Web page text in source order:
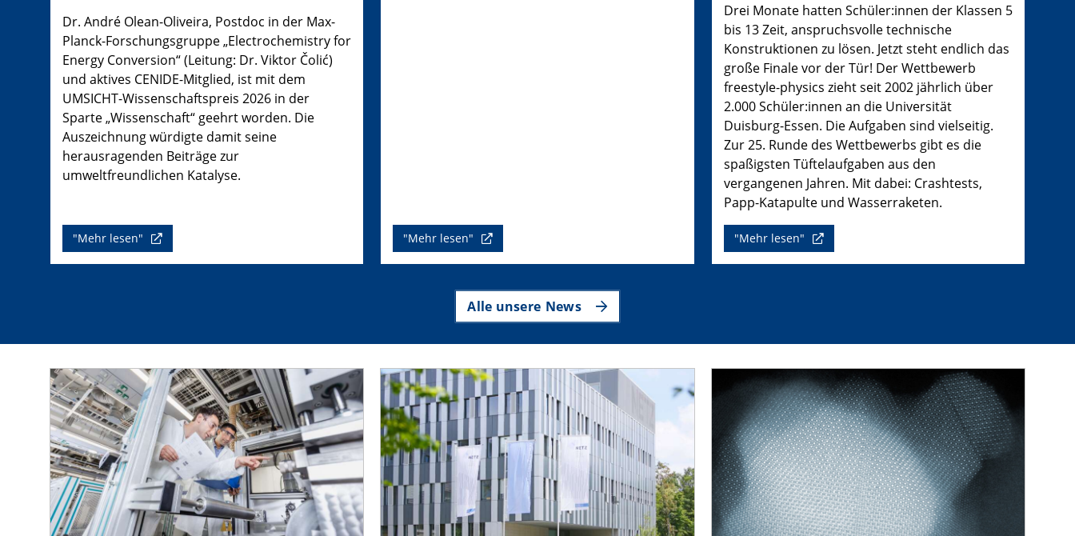
Dr. André Olean-Oliveira, Postdoc in der Max-
Planck-Forschungsgruppe „Electrochemistry for
Energy Conversion“ (Leitung: Dr. Viktor Čolić)
und aktives CENIDE-Mitglied, ist mit dem
UMSICHT-Wissenschaftspreis 2026 in der
Sparte „Wissenschaft“ geehrt worden. Die
Auszeichnung würdigte damit seine
herausragenden Beiträge zur
umweltfreundlichen Katalyse.
"Mehr lesen" "Mehr lesen"
Drei Monate hatten Schüler:innen der Klassen 5
bis 13 Zeit, anspruchsvolle technische
Konstruktionen zu lösen. Jetzt steht endlich das
große Finale vor der Tür! Der Wettbewerb
freestyle-physics zieht seit 2002 jährlich über
2.000 Schüler:innen an die Universität
Duisburg-Essen. Die Aufgaben sind vielseitig.
Zur 25. Runde des Wettbewerbs gibt es die
spaßigsten Tüftelaufgaben aus den
vergangenen Jahren. Mit dabei: Crashtests,
Papp-Katapulte und Wasserraketen.
"Mehr lesen"
Alle unsere News